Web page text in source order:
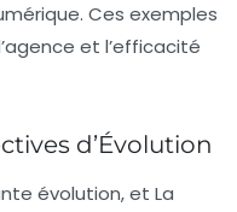
Ces exemples
et l’efficacité
d’Évolution
évolution, et La